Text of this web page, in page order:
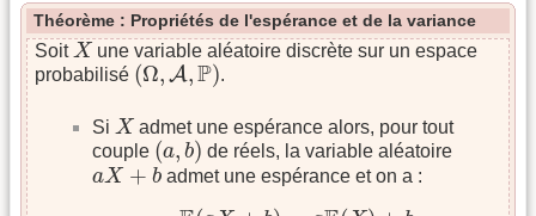
Théorème : Propriétés de l'espérance et de la variance
SoitX
X une variable aléatoire discrète sur un espace
probabilisé (Ω, A,P)
(Ω,A,P) .
Si X
X admet une espérance alors, pour tout
couple (a, b)
(a,b) de réels, la variable aléatoire
aX + b
aX+b admet une espérance et on a :
E(a X +b E(X)+